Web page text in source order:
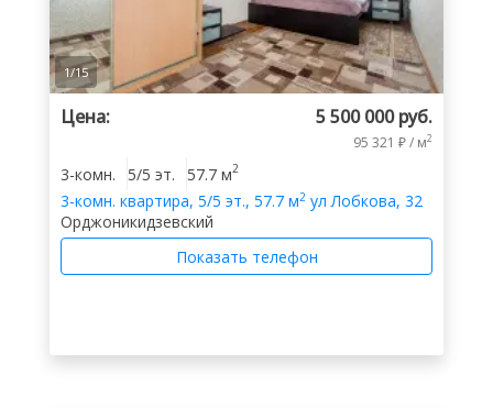
1/15
Цена: 5 500 000 руб.
95 321 ₽ / м2
3-комн. 5/5 эт. 57.7 м2
3-комн. квартира, 5/5 эт., 57.7 м2 ул Лобкова, 32
Орджоникидзевский
Показать телефон